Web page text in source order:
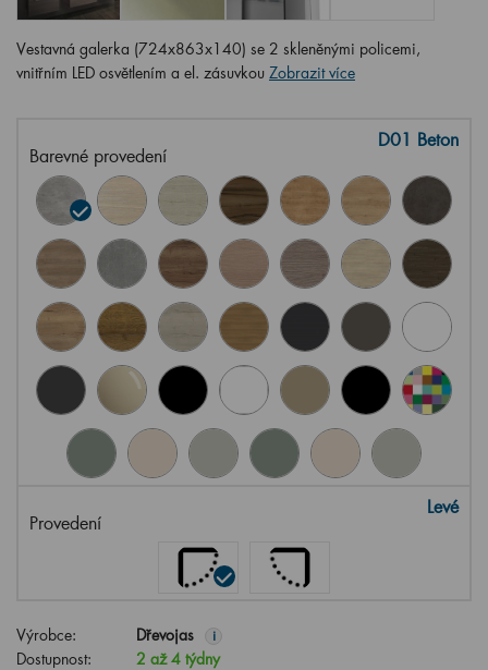
Vestavná galerka (724x863x140) se 2 skleněnými policemi,
vnitřním LED osvětlením a el. zásuvkou Zobrazit více
Barevné provedení
D01 Beton
Provedení
Levé
Výrobce: Dřevojas i
Dostupnost:
2 až 4 týdny